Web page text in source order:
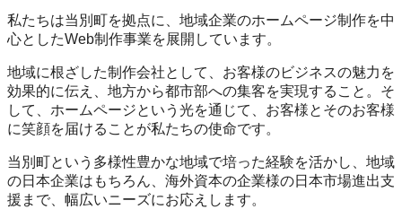
私たちは当別町を拠点に、地域企業のホームページ制作を中
心としたWeb制作事業を展開しています。
地域に根ざした制作会社として、お客様のビジネスの魅力を
効果的に伝え、地方から都市部への集客を実現すること。そ
して、ホームページという光を通じて、お客様とそのお客様
に笑顔を届けることが私たちの使命です。
当別町という多様性豊かな地域で培った経験を活かし、地域
の日本企業はもちろん、海外資本の企業様の日本市場進出支
援まで、幅広いニーズにお応えします。